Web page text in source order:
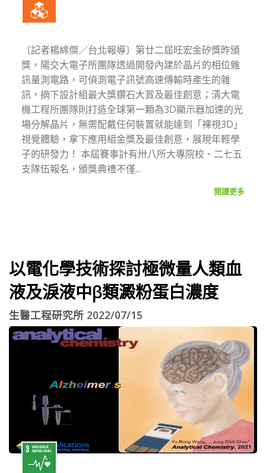
〔記者楊綿傑／台北報導〕第廿二屆旺宏金矽獎昨頒
獎，陽交大電子所團隊透過開發內建於晶片的相位雜
訊量測電路，可偵測電子訊號高速傳輸時產生的雜
訊，摘下設計組最大獎鑽石大賞及最佳創意；清大電
機工程所團隊則打造全球第一顆為3D顯示器加速的光
場分解晶片，無需配戴任何裝置就能達到「裸視3D」
視覺體驗，拿下應用組金獎及最佳創意，展現年輕學
子的研發力！ 本屆賽事計有卅八所大專院校、二七五
支隊伍報名，頒獎典禮不僅...
閱讀更多
以電化學技術探討極微量人類血
液及淚液中β類澱粉蛋白濃度
生醫工程研究所 2022/07/15